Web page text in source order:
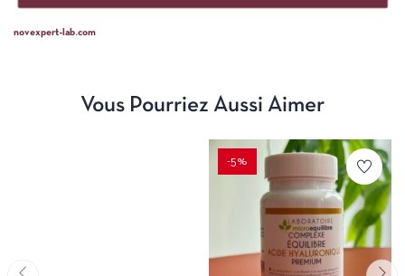
novexpert-lab.com
Vous Pourriez Aussi Aimer
-5%